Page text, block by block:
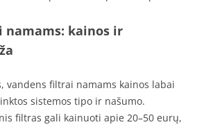
namams: kainos ir
vandens filtrai namams kainos labai
sistemos tipo ir našumo.
filtras gali kainuoti apie 20–50 eurų,